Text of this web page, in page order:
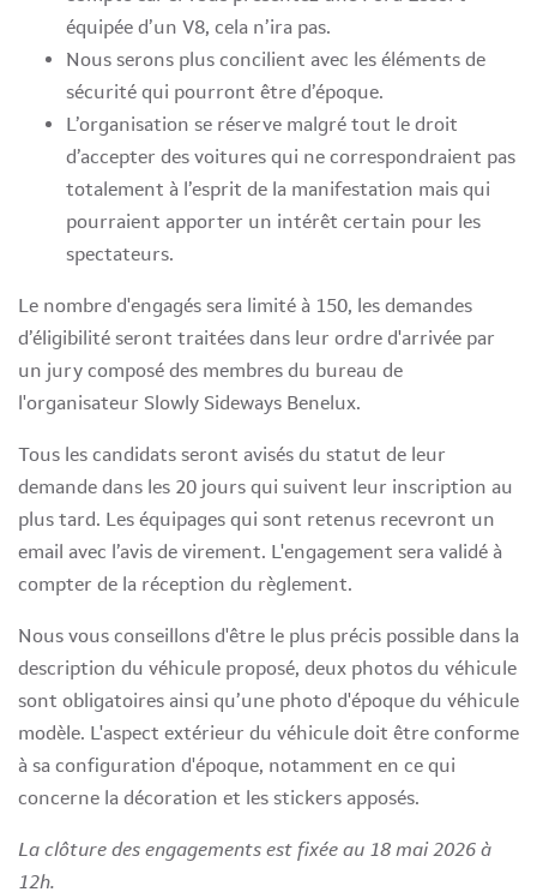
équipée d’un V8, cela n’ira pas.
Nous serons plus concilient avec les éléments de
sécurité qui pourront être d’époque.
L’organisation se réserve malgré tout le droit
d’accepter des voitures qui ne correspondraient pas
totalement à l’esprit de la manifestation mais qui
pourraient apporter un intérêt certain pour les
spectateurs.
Le nombre d'engagés sera limité à 150, les demandes
d’éligibilité seront traitées dans leur ordre d'arrivée par
un jury composé des membres du bureau de
l'organisateur Slowly Sideways Benelux.
Tous les candidats seront avisés du statut de leur
demande dans les 20 jours qui suivent leur inscription au
plus tard. Les équipages qui sont retenus recevront un
email avec l’avis de virement. L'engagement sera validé à
compter de la réception du règlement.
Nous vous conseillons d'être le plus précis possible dans la
description du véhicule proposé, deux photos du véhicule
sont obligatoires ainsi qu’une photo d'époque du véhicule
modèle. L'aspect extérieur du véhicule doit être conforme
à sa configuration d'époque, notamment en ce qui
concerne la décoration et les stickers apposés.
La clôture des engagements est fixée au 18 mai 2026 à
12h.